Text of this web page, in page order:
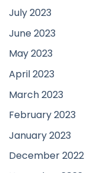
July 2023
June 2023
May 2023
April 2023
March 2023
February 2023
January 2023
December 2022